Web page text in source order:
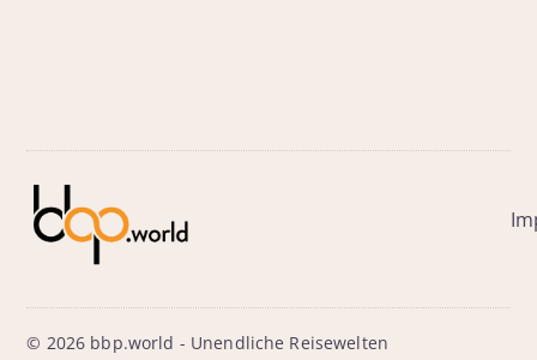
© 2026 bbp.world - Unendliche Reisewelten